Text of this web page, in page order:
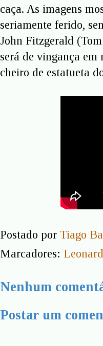
caça. As imagens
seriamente ferido,
John Fitzgerald
será de vingança
cheiro de estatueta
Postado por Tiago
Marcadores:
Nenhum
Postar um